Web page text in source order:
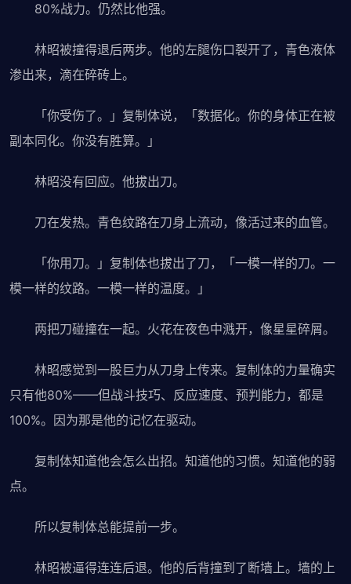
80%战力。仍然比他强。
林昭被撞得退后两步。他的左腿伤口裂开了，青色液体
渗出来，滴在碎砖上。
「你受伤了。」复制体说，「数据化。你的身体正在被
副本同化。你没有胜算。」
林昭没有回应。他拔出刀。
刀在发热。青色纹路在刀身上流动，像活过来的血管。
「你用刀。」复制体也拔出了刀，「一模一样的刀。一
模一样的纹路。一模一样的温度。」
两把刀碰撞在一起。火花在夜色中溅开，像星星碎屑。
林昭感觉到一股巨力从刀身上传来。复制体的力量确实
只有他80%——但战斗技巧、反应速度、预判能力，都是
100%。因为那是他的记忆在驱动。
复制体知道他会怎么出招。知道他的习惯。知道他的弱
点。
所以复制体总能提前一步。
林昭被逼得连连后退。他的后背撞到了断墙上。墙的上